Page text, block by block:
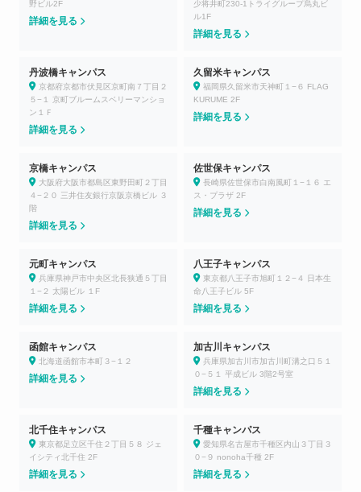
野ビル2F
詳細を見る
少将井町230-1トライグループ烏丸ビ
ル1F
詳細を見る
丹波橋キャンパス
京都府京都市伏見区京町南７丁目２
５−１ 京町ブルームスベリーマンショ
ン１Ｆ
詳細を見る
久留米キャンパス
福岡県久留米市天神町１−６ FLAG
KURUME 2F
詳細を見る
京橋キャンパス
大阪府大阪市都島区東野田町２丁目
４−２０ 三井住友銀行京阪京橋ビル ３
階
詳細を見る
佐世保キャンパス
長崎県佐世保市白南風町１−１６ エ
ス・プラザ 2F
詳細を見る
元町キャンパス
兵庫県神戸市中央区北長狭通５丁目
１−２ 太陽ビル １F
詳細を見る
八王子キャンパス
東京都八王子市旭町１２−４ 日本生
命八王子ビル 5F
詳細を見る
函館キャンパス
北海道函館市本町３−１２
詳細を見る
加古川キャンパス
兵庫県加古川市加古川町溝之口５１
０−５１ 平成ビル 3階2号室
詳細を見る
北千住キャンパス
東京都足立区千住２丁目５８ ジェ
イシティ北千住 2F
詳細を見る
千種キャンパス
愛知県名古屋市千種区内山３丁目３
０−９ nonoha千種 2F
詳細を見る